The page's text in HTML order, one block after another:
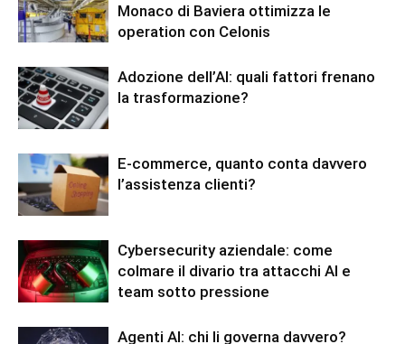
Monaco di Baviera ottimizza le
operation con Celonis
Adozione dell’AI: quali fattori frenano
la trasformazione?
E-commerce, quanto conta davvero
l’assistenza clienti?
Cybersecurity aziendale: come
colmare il divario tra attacchi AI e
team sotto pressione
Agenti AI: chi li governa davvero?